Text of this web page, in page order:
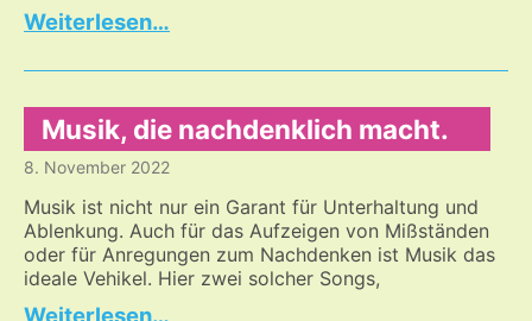
…
Blick
die
Oberfläche
Musik, die nachdenklich macht.
8. November 2022
Musik ist nicht nur ein Garant für Unterhaltung und
Ablenkung. Auch für das Aufzeigen von Mißständen
oder für Anregungen zum Nachdenken ist Musik das
ideale Vehikel. Hier zwei solcher Songs,
…